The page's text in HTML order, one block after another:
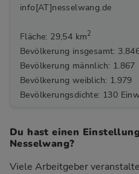
info[AT]nesselwang.de
Fläche: 29,54 km2
Bevölkerung insgesamt:
Bevölkerung männlich: 1.867
Bevölkerung weiblich: 1.979
Bevölkerungsdichte: 130
Du hast einen
Nesselwang?
Viele Arbeitgeber